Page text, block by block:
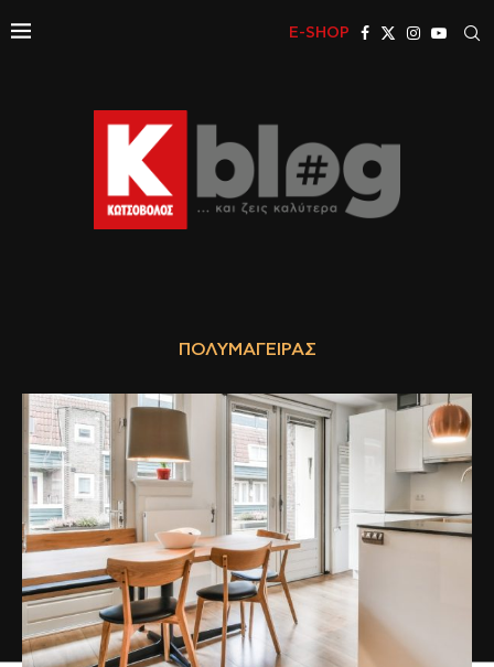
E-SHOP
ΠΟΛΥΜΆΓΕΙΡΑΣ